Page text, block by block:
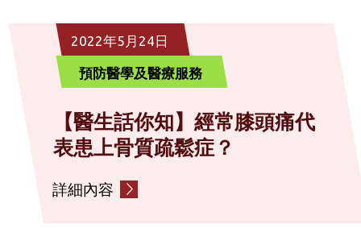
預防醫學及醫療服務
社區營養服務
2022年5月24日
預防醫學及醫療服務
【醫生話你知】經常膝頭痛代
表患上骨質疏鬆症？
詳細內容